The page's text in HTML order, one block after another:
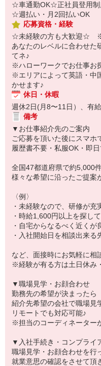
☆車通勤OK☆正社員登用制
☆週払い・月2回払いOK
応募資格・経験
☆未経験の方も大歓迎☆
あなたのレベルに合わせた
てネ♪
※ハローワークでお仕事お
※エリアによって英語・中
かせます♪
休日・休暇
週休2日(月8〜11日）、有
備考
▼お仕事紹介先のご案内
ご応募を頂いた後にスマホ
履歴書不要・私服OK・即
全国47都道府県で約5,000
様々な希望に沿ったご提案
〈例〉
・未経験なので、研修が充
・時給1,600円以上を探し
・自宅からなるべく近くが
・入社開始日を相談出来る
など、面接時にお気軽に相
※経験が有る方は土日休み
▼職場見学・お顔合わせ
勤務先の希望が決まったら
紹介先希望の会社で職場見
リモートでも対応可能♪
※担当のコーディネーター
▼入社手続き・コンプライ
職場見学・お顔合わせを行
就業意思の確認をさせて頂